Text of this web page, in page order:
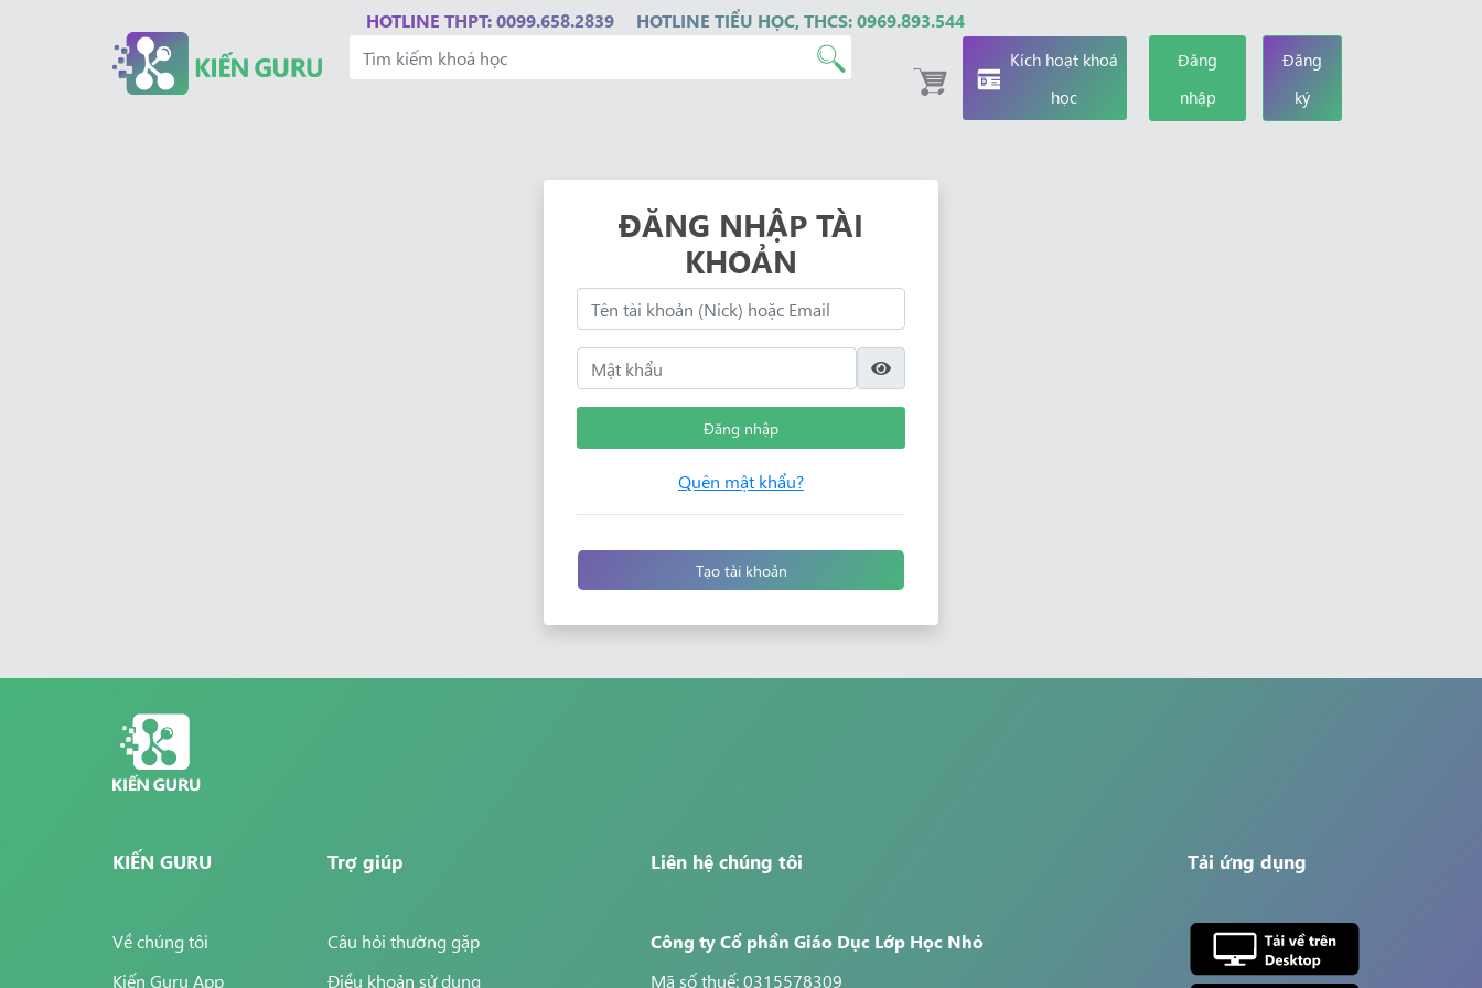
HOTLINE THPT: 0099.658.2839 HOTLINE TIỂU HỌC, THCS: 0969.893.544
Kích hoạt khoá
học
Đăng
nhập
Đăng
ký
ĐĂNG NHẬP TÀI
KHOẢN
Đăng nhập
Quên mật khẩu?
Tạo tài khoản
KIẾN GURU
Về chúng tôi
Kiến Guru App
Trợ giúp
Câu hỏi thường gặp
Điều khoản sử dụng
Liên hệ chúng tôi
Công ty Cổ phần Giáo Dục Lớp Học Nhỏ
Mã số thuế: 0315578309
Tải ứng dụng